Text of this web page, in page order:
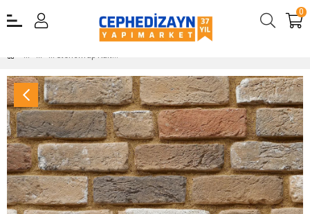
0
Stonewrap Kültür Tuğlası Dekoratif Tuğla Barok London Kültür Tuğlası